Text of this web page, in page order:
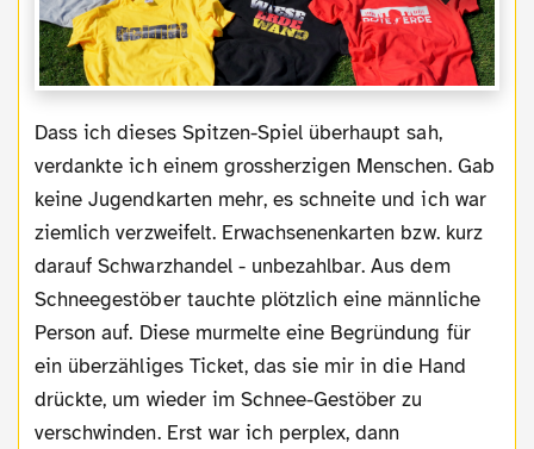
Dass ich dieses Spitzen-Spiel überhaupt sah,
verdankte ich einem grossherzigen Menschen. Gab
keine Jugendkarten mehr, es schneite und ich war
ziemlich verzweifelt. Erwachsenenkarten bzw. kurz
darauf Schwarzhandel - unbezahlbar. Aus dem
Schneegestöber tauchte plötzlich eine männliche
Person auf. Diese murmelte eine Begründung für
ein überzähliges Ticket, das sie mir in die Hand
drückte, um wieder im Schnee-Gestöber zu
verschwinden. Erst war ich perplex, dann